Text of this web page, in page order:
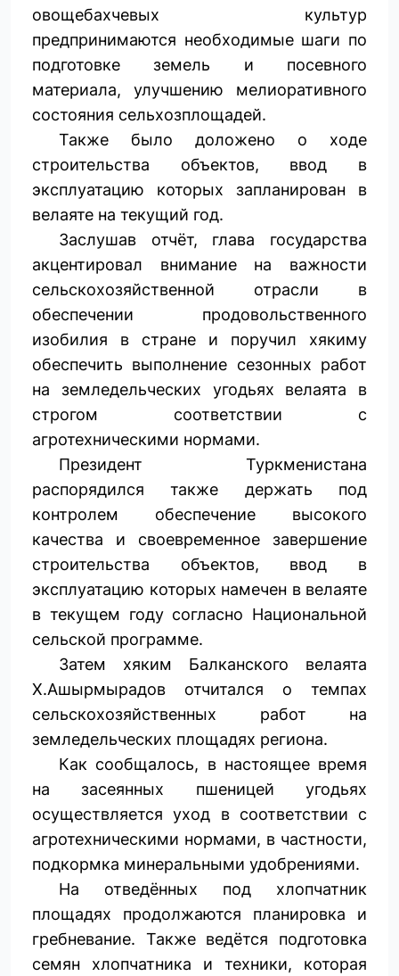
овощебахчевых культур
предпринимаются необходимые шаги по
подготовке земель и посевного
материала, улучшению мелиоративного
состояния сельхозплощадей.
Также было доложено о ходе
строительства объектов, ввод в
эксплуатацию которых запланирован в
велаяте на текущий год.
Заслушав отчёт, глава государства
акцентировал внимание на важности
сельскохозяйственной отрасли в
обеспечении продовольственного
изобилия в стране и поручил хякиму
обеспечить выполнение сезонных работ
на земледельческих угодьях велаята в
строгом соответствии с
агротехническими нормами.
Президент Туркменистана
распорядился также держать под
контролем обеспечение высокого
качества и своевременное завершение
строительства объектов, ввод в
эксплуатацию которых намечен в велаяте
в текущем году согласно Национальной
сельской программе.
Затем хяким Балканского велаята
Х.Ашырмырадов отчитался о темпах
сельскохозяйственных работ на
земледельческих площадях региона.
Как сообщалось, в настоящее время
на засеянных пшеницей угодьях
осуществляется уход в соответствии с
агротехническими нормами, в частности,
подкормка минеральными удобрениями.
На отведённых под хлопчатник
площадях продолжаются планировка и
гребневание. Также ведётся подготовка
семян хлопчатника и техники, которая